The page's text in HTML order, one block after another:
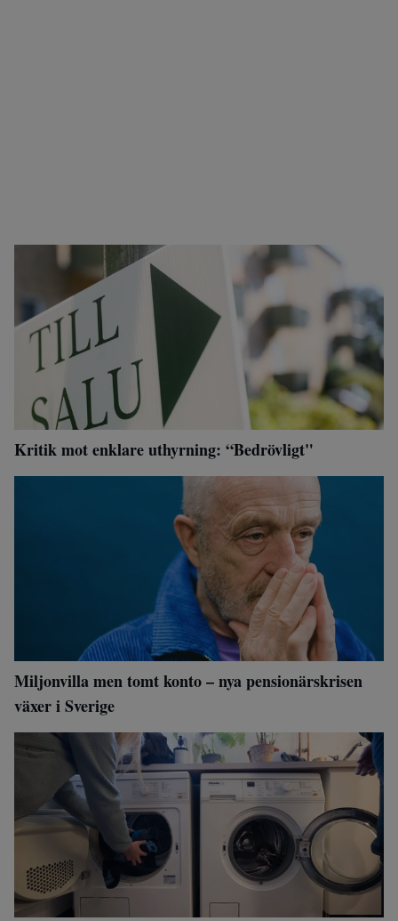
Kritik mot enklare uthyrning: “Bedrövligt"
Miljonvilla men tomt konto – nya pensionärskrisen
växer i Sverige